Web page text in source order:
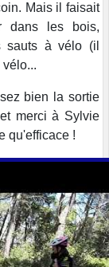
Mais il faisait
dans les bois,
sauts à vélo (il
bien la sortie
merci à Sylvie
qu'efficace !